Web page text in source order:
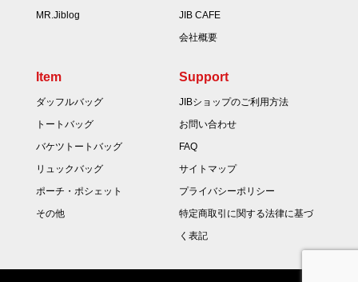
MR.Jiblog
JIB CAFE
会社概要
Item
ダッフルバッグ
トートバッグ
バケツトートバッグ
リュックバッグ
ポーチ・ポシェット
その他
Support
JIBショップのご利用方法
お問い合わせ
FAQ
サイトマップ
プライバシーポリシー
特定商取引に関する法律に基づ
く表記